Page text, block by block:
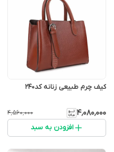
کیف چرم طبیعی زنانه کد۲۴۰
۴٬۰۸۰٬۰۰۰ ۴٬۵۶۰٬۰۰۰
افزودن به سبد